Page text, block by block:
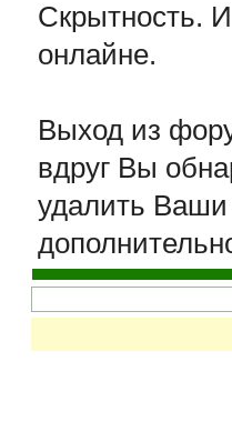
Скрытность.
онлайне.
Выход из
вдруг Вы
удалить